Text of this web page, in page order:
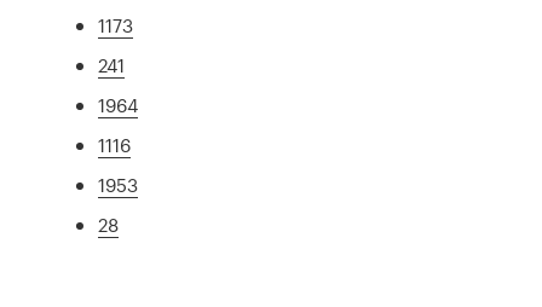
1173
241
1964
1116
1953
28